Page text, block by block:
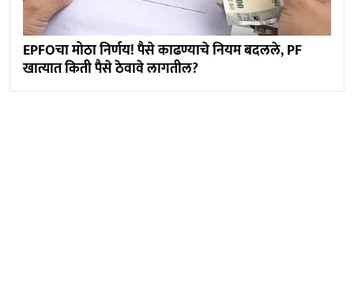
EPFOचा मोठा निर्णय! पैसे काढण्याचे नियम बदलले, PF
खात्यात किती पैसे ठेवावे लागतील?